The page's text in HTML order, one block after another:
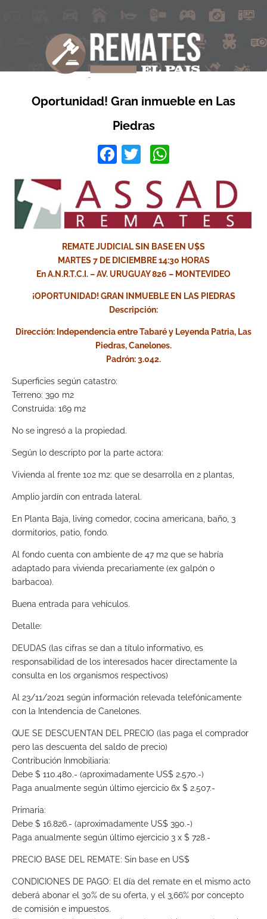
Oportunidad! Gran inmueble en Las
Piedras
Facebook
Twitter
REMATE JUDICIAL SIN BASE EN U$S
MARTES 7 DE DICIEMBRE 14:30 HORAS
En A.N.R.T.C.I. – AV. URUGUAY 826 – MONTEVIDEO
¡OPORTUNIDAD! GRAN INMUEBLE EN LAS PIEDRAS
Descripción:
Dirección: Independencia entre Tabaré y Leyenda Patria, Las
Piedras, Canelones.
Padrón: 3.042.
Superficies según catastro:
Terreno: 390 m2
Construida: 169 m2
No se ingresó a la propiedad.
Según lo descripto por la parte actora:
Vivienda al frente 102 m2: que se desarrolla en 2 plantas,
Amplio jardín con entrada lateral.
En Planta Baja, living comedor, cocina americana, baño, 3
dormitorios, patio, fondo.
Al fondo cuenta con ambiente de 47 m2 que se habría
adaptado para vivienda precariamente (ex galpón o
barbacoa).
Buena entrada para vehículos.
Detalle:
DEUDAS (las cifras se dan a título informativo, es
responsabilidad de los interesados hacer directamente la
consulta en los organismos respectivos)
Al 23/11/2021 según información relevada telefónicamente
con la Intendencia de Canelones.
QUE SE DESCUENTAN DEL PRECIO (las paga el comprador
pero las descuenta del saldo de precio)
Contribución Inmobiliaria:
Debe $ 110.480.- (aproximadamente US$ 2.570.-)
Paga anualmente según último ejercicio 6x $ 2.507.-
Primaria:
Debe $ 16.826.- (aproximadamente US$ 390.-)
Paga anualmente según último ejercicio 3 x $ 728.-
PRECIO BASE DEL REMATE: Sin base en US$
CONDICIONES DE PAGO: El día del remate en el mismo acto
deberá abonar el 30% de su oferta, y el 3,66% por concepto
de comisión e impuestos.